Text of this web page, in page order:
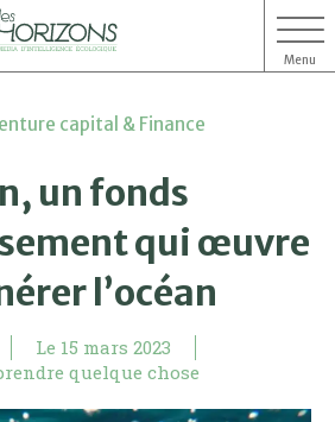
Menu
capital & Finance
un fonds
qui œuvre
l’océan
Le 15 mars 2023
quelque chose